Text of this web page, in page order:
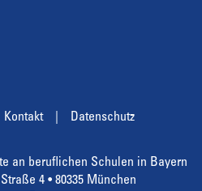
Kontakt Datenschutz
an beruflichen Schulen in Bayern
4 • 80335 München